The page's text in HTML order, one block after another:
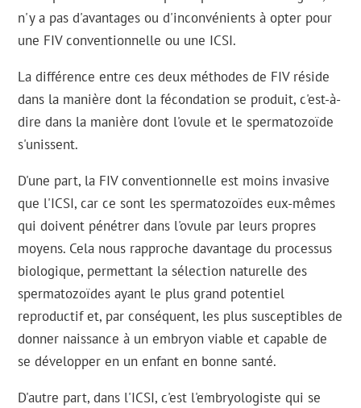
n'y a pas d'avantages ou d'inconvénients à opter pour
une FIV conventionnelle ou une ICSI.
La différence entre ces deux méthodes de FIV réside
dans la manière dont la fécondation se produit, c'est-à-
dire dans la manière dont l'ovule et le spermatozoïde
s'unissent.
D'une part, la FIV conventionnelle est moins invasive
que l'ICSI, car ce sont les spermatozoïdes eux-mêmes
qui doivent pénétrer dans l'ovule par leurs propres
moyens. Cela nous rapproche davantage du processus
biologique, permettant la sélection naturelle des
spermatozoïdes ayant le plus grand potentiel
reproductif et, par conséquent, les plus susceptibles de
donner naissance à un embryon viable et capable de
se développer en un enfant en bonne santé.
D'autre part, dans l'ICSI, c'est l'embryologiste qui se